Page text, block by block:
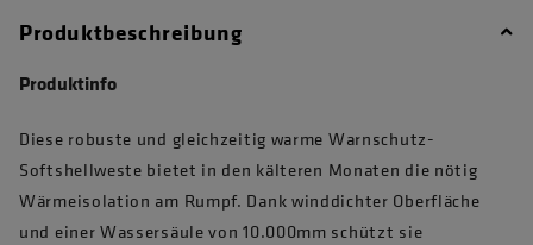
Produktbeschreibung
Produktinfo
Diese robuste und gleichzeitig warme Warnschutz-
Softshellweste bietet in den kälteren Monaten die nötig
Wärmeisolation am Rumpf. Dank winddichter Oberfläche
und einer Wassersäule von 10.000mm schützt sie